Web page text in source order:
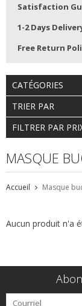
Satisfaction
1-2 Days
Free Return
CATÉGORIES
TRIER PAR
FILTRER PAR
MASQUE
Accueil Masque
Aucun produit n'a